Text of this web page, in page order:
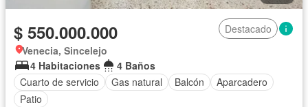
$ 550.000.000
Destacado
Venecia, Sincelejo
4 Habitaciones
4 Baños
Cuarto de servicio
Gas natural Balcón
Aparcadero
Patio